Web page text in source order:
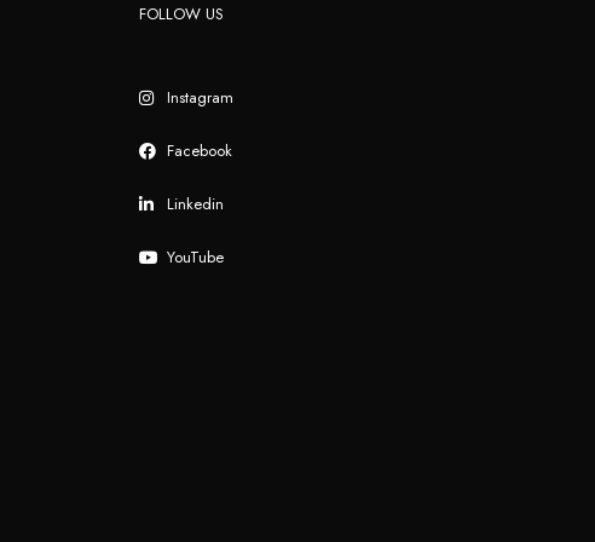
FOLLOW US
Instagram
Facebook
Linkedin
YouTube